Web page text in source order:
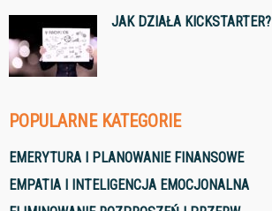
JAK DZIAŁA KICKSTARTER?
POPULARNE KATEGORIE
EMERYTURA I PLANOWANIE FINANSOWE
EMPATIA I INTELIGENCJA EMOCJONALNA